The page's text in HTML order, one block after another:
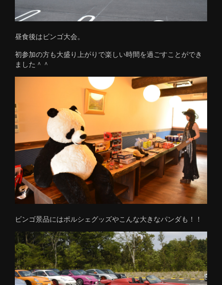
昼食後はビンゴ大会。
初参加の方も大盛り上がりで楽しい時間を過ごすことができ
ました＾＾
ビンゴ景品にはポルシェグッズやこんな大きなパンダも！！